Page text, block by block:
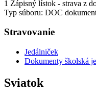
1 Zápisný lístok - strava z
Typ súboru: DOC
Stravovanie
Jedálniček
Dokumenty školská
Sviatok